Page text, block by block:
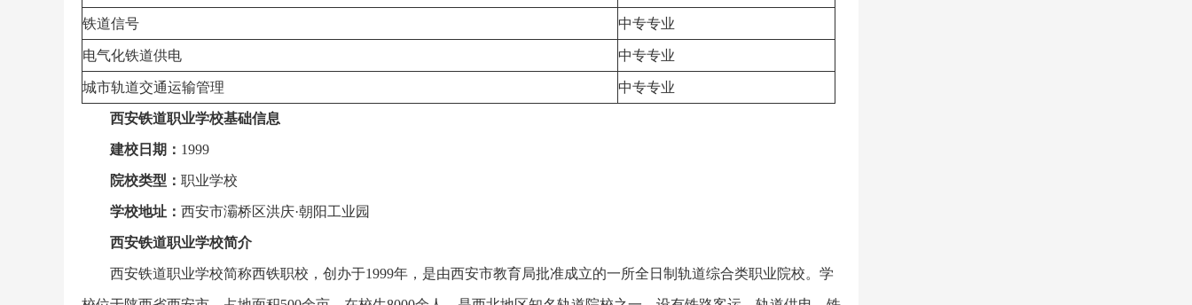
铁道信号 中专专业
电气化铁道供电 中专专业
城市轨道交通运输管理 中专专业
西安铁道职业学校基础信息
建校日期： 1999
院校类型： 职业学校
学校地址： 西安市灞桥区洪庆·朝阳工业园
西安铁道职业学校简介
西安铁道职业学校简称西铁职校，创办于1999年，是由西安市教育局批准成立的一所全日制轨道综合类职业院校。学